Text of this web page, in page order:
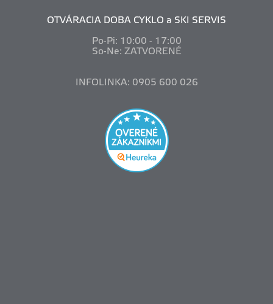
OTVÁRACIA DOBA CYKLO a SKI SERVIS
Po-Pi: 10:00 - 17:00
So-Ne: ZATVORENÉ
INFOLINKA: 0905 600 026